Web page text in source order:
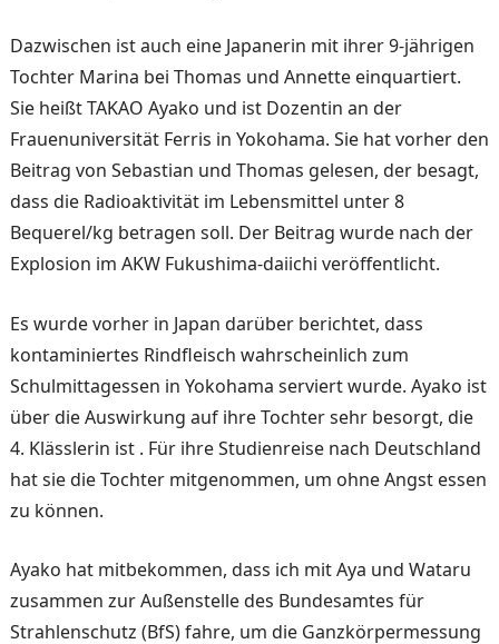
Dazwischen ist auch eine Japanerin mit ihrer 9-jährigen
Tochter Marina bei Thomas und Annette einquartiert.
Sie heißt TAKAO Ayako und ist Dozentin an der
Frauenuniversität Ferris in Yokohama. Sie hat vorher den
Beitrag von Sebastian und Thomas gelesen, der besagt,
dass die Radioaktivität im Lebensmittel unter 8
Bequerel/kg betragen soll. Der Beitrag wurde nach der
Explosion im AKW Fukushima-daiichi veröffentlicht.
Es wurde vorher in Japan darüber berichtet, dass
kontaminiertes Rindfleisch wahrscheinlich zum
Schulmittagessen in Yokohama serviert wurde. Ayako ist
über die Auswirkung auf ihre Tochter sehr besorgt, die
4. Klässlerin ist . Für ihre Studienreise nach Deutschland
hat sie die Tochter mitgenommen, um ohne Angst essen
zu können.
Ayako hat mitbekommen, dass ich mit Aya und Wataru
zusammen zur Außenstelle des Bundesamtes für
Strahlenschutz (BfS) fahre, um die Ganzkörpermessung